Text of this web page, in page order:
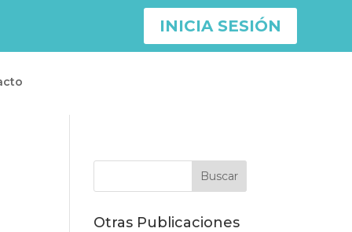
INICIA SESIÓN
Otras Publicaciones